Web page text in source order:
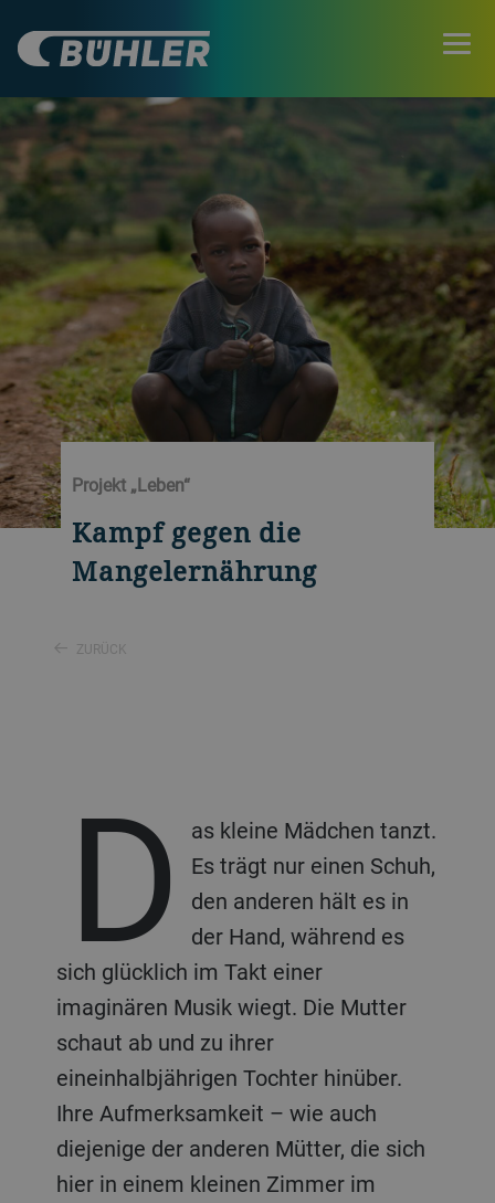
Projekt „Leben“
Kampf gegen die
Mangelernährung
ZURÜCK
D
as kleine Mädchen tanzt.
Es trägt nur einen Schuh,
den anderen hält es in
der Hand, während es
sich glücklich im Takt einer
imaginären Musik wiegt. Die Mutter
schaut ab und zu ihrer
eineinhalbjährigen Tochter hinüber.
Ihre Aufmerksamkeit – wie auch
diejenige der anderen Mütter, die sich
hier in einem kleinen Zimmer im